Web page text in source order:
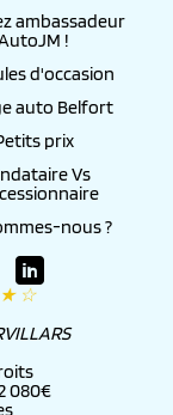
ambassadeur
!
d'occasion
auto Belfort
prix
Vs
nous ?
☆
080€